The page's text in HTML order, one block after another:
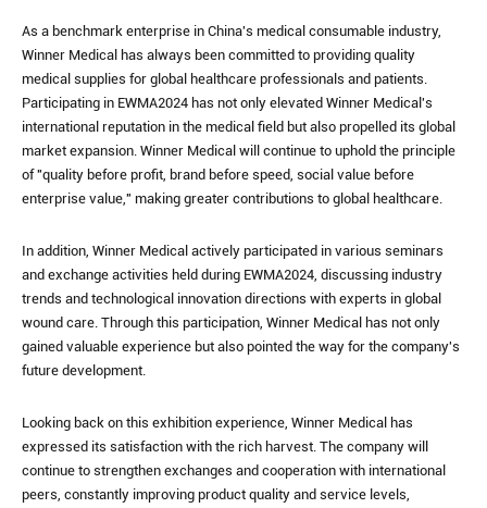
As a benchmark enterprise in China's medical consumable industry,
Winner Medical has always been committed to providing quality
medical supplies for global healthcare professionals and patients.
Participating in EWMA2024 has not only elevated Winner Medical's
international reputation in the medical field but also propelled its global
market expansion. Winner Medical will continue to uphold the principle
of "quality before profit, brand before speed, social value before
enterprise value," making greater contributions to global healthcare.
In addition, Winner Medical actively participated in various seminars
and exchange activities held during EWMA2024, discussing industry
trends and technological innovation directions with experts in global
wound care. Through this participation, Winner Medical has not only
gained valuable experience but also pointed the way for the company's
future development.
Looking back on this exhibition experience, Winner Medical has
expressed its satisfaction with the rich harvest. The company will
continue to strengthen exchanges and cooperation with international
peers, constantly improving product quality and service levels,